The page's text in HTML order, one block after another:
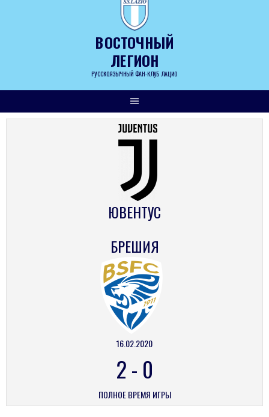
ВОСТОЧНЫЙ
ЛЕГИОН
РУССКОЯЗЫЧНЫЙ ФАН-КЛУБ ЛАЦИО
ЮВЕНТУС
БРЕШИЯ
16.02.2020
2- 0
ПОЛНОЕ ВРЕМЯ ИГРЫ